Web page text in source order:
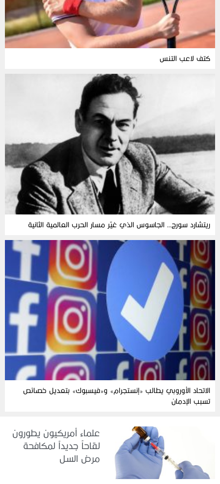
كتف لاعب التنس
ريتشارد سورج… الجاسوس الذي غيّر مسار الحرب العالمية الثانية
الاتحاد الأوروبي يطالب «إنستجرام» و«فيسبوك» بتعديل خصائص
تسبب الإدمان
علماء أمريكيون يطورون
لقاحاً جديداً لمكافحة
مرض السل